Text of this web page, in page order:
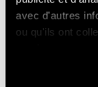
avec d'autres
ou qu'ils ont
parmi les plus
alpages de